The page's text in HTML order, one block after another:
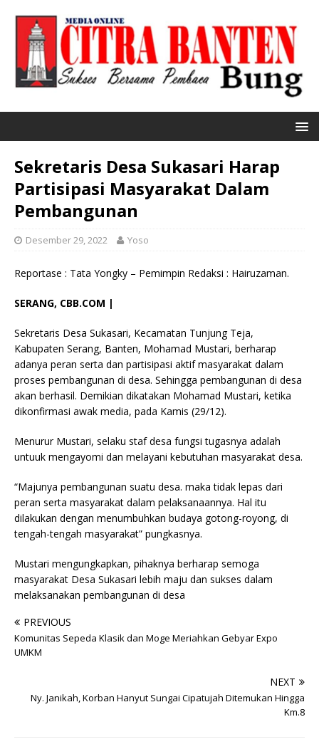
Sekretaris Desa Sukasari Harap
Partisipasi Masyarakat Dalam
Pembangunan
Desember 29, 2022 Yoso
Reportase : Tata Yongky – Pemimpin Redaksi : Hairuzaman.
SERANG, CBB.COM |
Sekretaris Desa Sukasari, Kecamatan Tunjung Teja,
Kabupaten Serang, Banten, Mohamad Mustari, berharap
adanya peran serta dan partisipasi aktif masyarakat dalam
proses pembangunan di desa. Sehingga pembangunan di desa
akan berhasil. Demikian dikatakan Mohamad Mustari, ketika
dikonfirmasi awak media, pada Kamis (29/12).
Menurur Mustari, selaku staf desa fungsi tugasnya adalah
untuuk mengayomi dan melayani kebutuhan masyarakat desa.
“Majunya pembangunan suatu desa. maka tidak lepas dari
peran serta masyarakat dalam pelaksanaannya. Hal itu
dilakukan dengan menumbuhkan budaya gotong-royong, di
tengah-tengah masyarakat” pungkasnya.
Mustari mengungkapkan, pihaknya berharap semoga
masyarakat Desa Sukasari lebih maju dan sukses dalam
melaksanakan pembangunan di desa
PREVIOUS
Komunitas Sepeda Klasik dan Moge Meriahkan Gebyar Expo
UMKM
NEXT
Ny. Janikah, Korban Hanyut Sungai Cipatujah Ditemukan Hingga
Km.8